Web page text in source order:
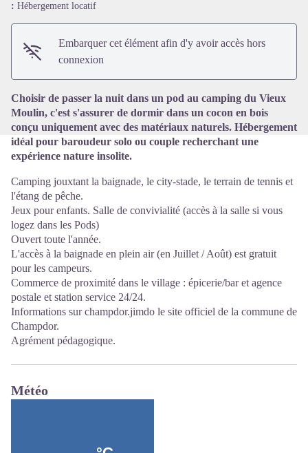
Voir l'image en plein écran
: Hébergement locatif
Embarquer cet élément afin d'y avoir accès hors
connexion
Choisir de passer la nuit dans un pod au camping du Vieux
Moulin, c'est s'assurer de dormir dans un cocon en bois
conçu uniquement avec des matériaux naturels. Hébergement
idéal pour baroudeur solo ou couple recherchant une
expérience nature insolite.
Camping jouxtant la baignade, le city-stade, le terrain de tennis et
l'étang de pêche.
Jeux pour enfants. Salle de convivialité (accès à la salle si vous
logez dans les Pods)
Ouvert toute l'année.
L'accès à la baignade en plein air (en Juillet / Août) est gratuit
pour les campeurs.
Commerce de proximité dans le village : épicerie/bar et agence
postale et station service 24/24.
Informations sur champdor.jimdo le site officiel de la commune de
Champdor.
Agrément pédagogique.
Météo